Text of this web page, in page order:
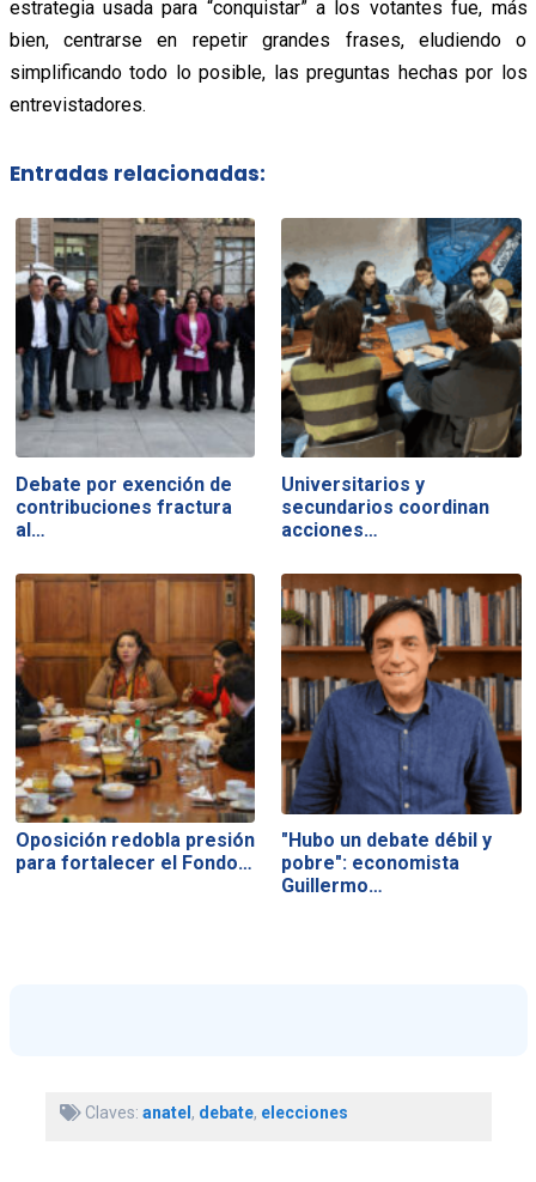
estrategia usada para “conquistar” a los votantes fue, más
bien, centrarse en repetir grandes frases, eludiendo o
simplificando todo lo posible, las preguntas hechas por los
entrevistadores.
Entradas relacionadas:
Debate por exención de
contribuciones fractura
al…
Universitarios y
secundarios coordinan
acciones…
Oposición redobla presión
para fortalecer el Fondo…
"Hubo un debate débil y
pobre": economista
Guillermo…
Claves: anatel, debate, elecciones